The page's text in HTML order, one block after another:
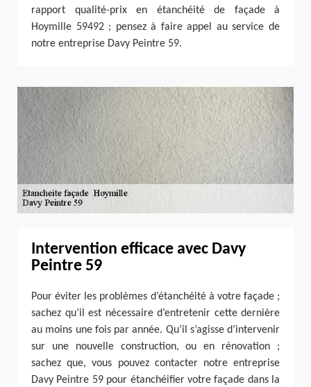
rapport qualité-prix en étanchéité de façade à
Hoymille 59492 ; pensez à faire appel au service de
notre entreprise Davy Peintre 59.
Intervention efficace avec Davy
Peintre 59
Pour éviter les problèmes d’étanchéité à votre façade ;
sachez qu’il est nécessaire d’entretenir cette dernière
au moins une fois par année. Qu’il s’agisse d’intervenir
sur une nouvelle construction, ou en rénovation ;
sachez que, vous pouvez contacter notre entreprise
Davy Peintre 59 pour étanchéifier votre façade dans la